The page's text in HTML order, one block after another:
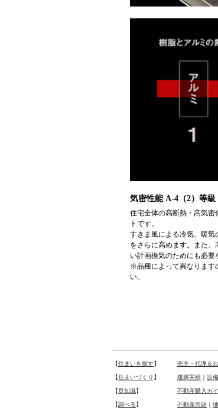
気密性能 A-4（2）等級
住宅全体の高断熱・高気密
トです。
すきま風による冷気、暖
をさらに高めます。また
い計画換気のためにも必要
※品種によって異なります
い。
【住まいを探す】 売主・代理＆
【住まいづくり 】 建築実績 ｜ 設
【豆知識】 不動産購入ガ
【調べる】 不動産用語 ｜